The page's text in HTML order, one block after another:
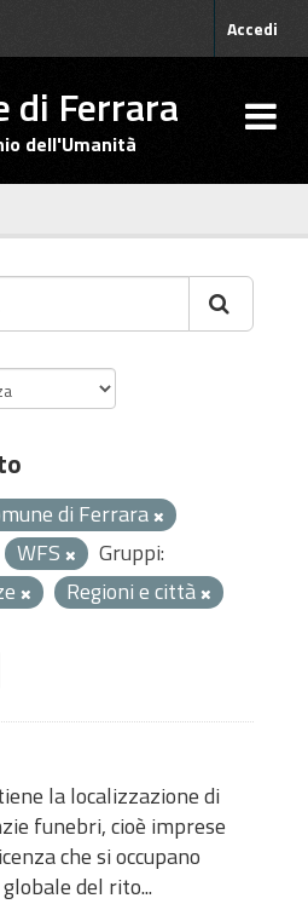
Accedi
di Ferrara
dell'Umanità
di Ferrara
WFS
Gruppi:
Regioni e città
la localizzazione di
funebri, cioè imprese
che si occupano
del rito...